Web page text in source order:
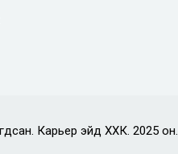
Карьер эйд ХХК. 2025 он.